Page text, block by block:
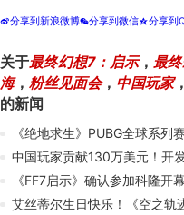
t分享到新浪微博w分享到微信z分享到
关于最终幻想7：启示， 最
海， 粉丝见面会， 中国玩家，
的新闻
《绝地求生》PUBG全球系列
中国玩家贡献130万美元！开
《FF7启示》确认参加科隆开
艾丝蒂尔生日快乐！《空之